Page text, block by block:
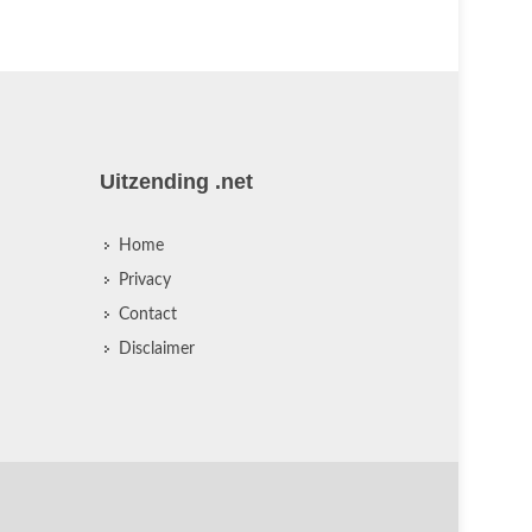
Uitzending .net
Home
Privacy
Contact
Disclaimer